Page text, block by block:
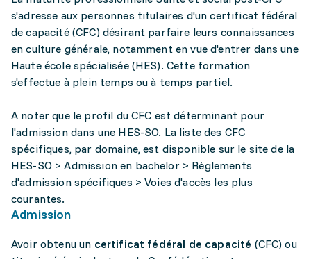
s'adresse aux personnes titulaires d'un certificat fédéral
de capacité (CFC) désirant parfaire leurs connaissances
en culture générale, notamment en vue d'entrer dans une
Haute école spécialisée (HES). Cette formation
s'effectue à plein temps ou à temps partiel.
A noter que le profil du CFC est déterminant pour
l'admission dans une HES-SO. La liste des CFC
spécifiques, par domaine, est disponible sur le site de la
HES-SO > Admission en bachelor > Règlements
d'admission spécifiques > Voies d'accès les plus
courantes.
Admission
Avoir obtenu un certificat fédéral de capacité (CFC) ou